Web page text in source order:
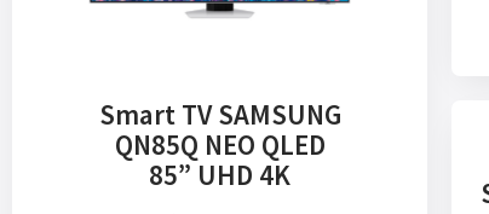
Smart TV SAMSUNG
QN85Q NEO QLED
85” UHD 4K